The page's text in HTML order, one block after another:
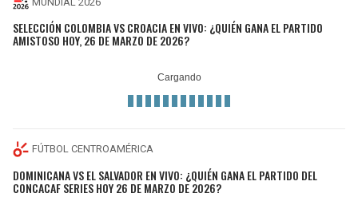
SELECCIÓN COLOMBIA VS CROACIA EN VIVO: ¿QUIÉN GANA EL PARTIDO
AMISTOSO HOY, 26 DE MARZO DE 2026?
FÚTBOL CENTROAMÉRICA
DOMINICANA VS EL SALVADOR EN VIVO: ¿QUIÉN GANA EL PARTIDO DEL
CONCACAF SERIES HOY 26 DE MARZO DE 2026?